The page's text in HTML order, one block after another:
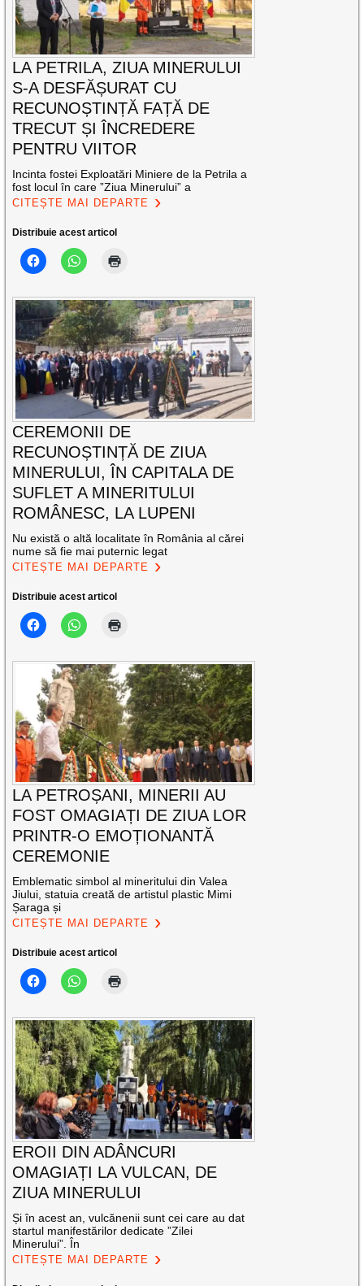
LA PETRILA, ZIUA MINERULUI
S-A DESFĂȘURAT CU
RECUNOȘTINȚĂ FAȚĂ DE
TRECUT ȘI ÎNCREDERE
PENTRU VIITOR
Incinta fostei Exploatări Miniere de la Petrila a
fost locul în care ”Ziua Minerului” a
CITEȘTE MAI DEPARTE
Distribuie acest articol
CEREMONII DE
RECUNOȘTINȚĂ DE ZIUA
MINERULUI, ÎN CAPITALA DE
SUFLET A MINERITULUI
ROMÂNESC, LA LUPENI
Nu există o altă localitate în România al cărei
nume să fie mai puternic legat
CITEȘTE MAI DEPARTE
Distribuie acest articol
LA PETROȘANI, MINERII AU
FOST OMAGIAȚI DE ZIUA LOR
PRINTR-O EMOȚIONANTĂ
CEREMONIE
Emblematic simbol al mineritului din Valea
Jiului, statuia creată de artistul plastic Mimi
Șaraga și
CITEȘTE MAI DEPARTE
Distribuie acest articol
EROII DIN ADÂNCURI
OMAGIAȚI LA VULCAN, DE
ZIUA MINERULUI
Și în acest an, vulcănenii sunt cei care au dat
startul manifestărilor dedicate ”Zilei
Minerului”. În
CITEȘTE MAI DEPARTE